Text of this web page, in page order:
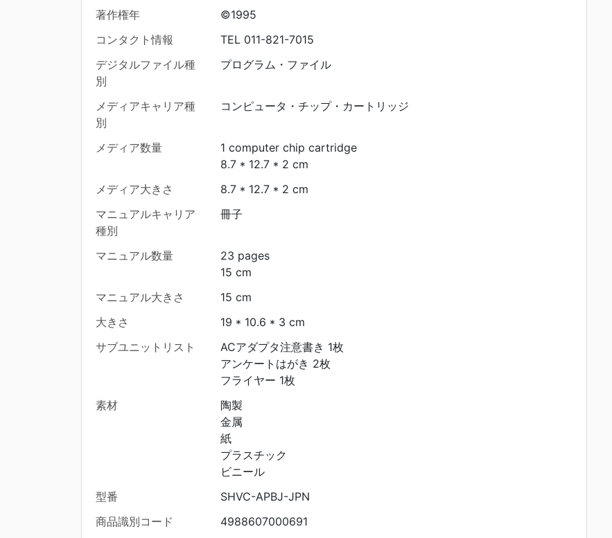
著作権年
©1995
コンタクト情報
TEL 011-821-7015
デジタルファイル種
別
プログラム・ファイル
メディアキャリア種
別
コンピュータ・チップ・カートリッジ
メディア数量
1 computer chip cartridge
8.7 * 12.7 * 2 cm
メディア大きさ
8.7 * 12.7 * 2 cm
マニュアルキャリア
種別
冊子
マニュアル数量
23 pages
15 cm
マニュアル大きさ
15 cm
大きさ
19 * 10.6 * 3 cm
サブユニットリスト
ACアダプタ注意書き 1枚
アンケートはがき 2枚
フライヤー 1枚
素材
陶製
金属
紙
プラスチック
ビニール
型番
SHVC-APBJ-JPN
商品識別コード
4988607000691